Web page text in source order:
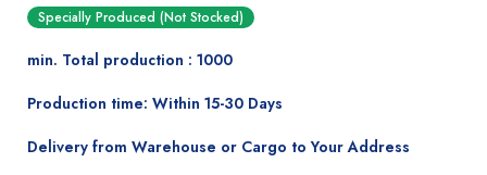
Specially Produced (Not Stocked)
min. Total production : 1000
Production time: Within 15-30 Days
Delivery from Warehouse or Cargo to Your Address